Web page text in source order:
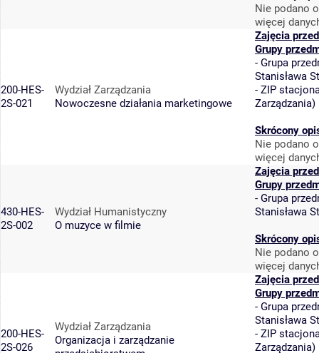
Nie podano
więcej
200-HES-
2S-021
Wydział Zarządzania
Nowoczesne działania marketingowe
Zajęcia
Grupy
- Grupa
Stanisława
- ZIP
Zarządzania)
Skrócony
Nie podano
więcej
430-HES-
2S-002
Wydział Humanistyczny
O muzyce w filmie
Zajęcia
Grupy
- Grupa
Stanisława
Skrócony
Nie podano
więcej
200-HES-
2S-026
Wydział Zarządzania
Organizacja i zarządzanie
Zajęcia
Grupy
- Grupa
Stanisława
- ZIP
Zarządzania)